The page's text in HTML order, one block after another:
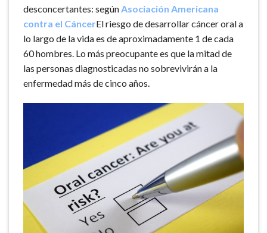
desconcertantes: según Asociación Americana
contra el CáncerEl riesgo de desarrollar cáncer oral a
lo largo de la vida es de aproximadamente 1 de cada
60 hombres. Lo más preocupante es que la mitad de
las personas diagnosticadas no sobrevivirán a la
enfermedad más de cinco años.